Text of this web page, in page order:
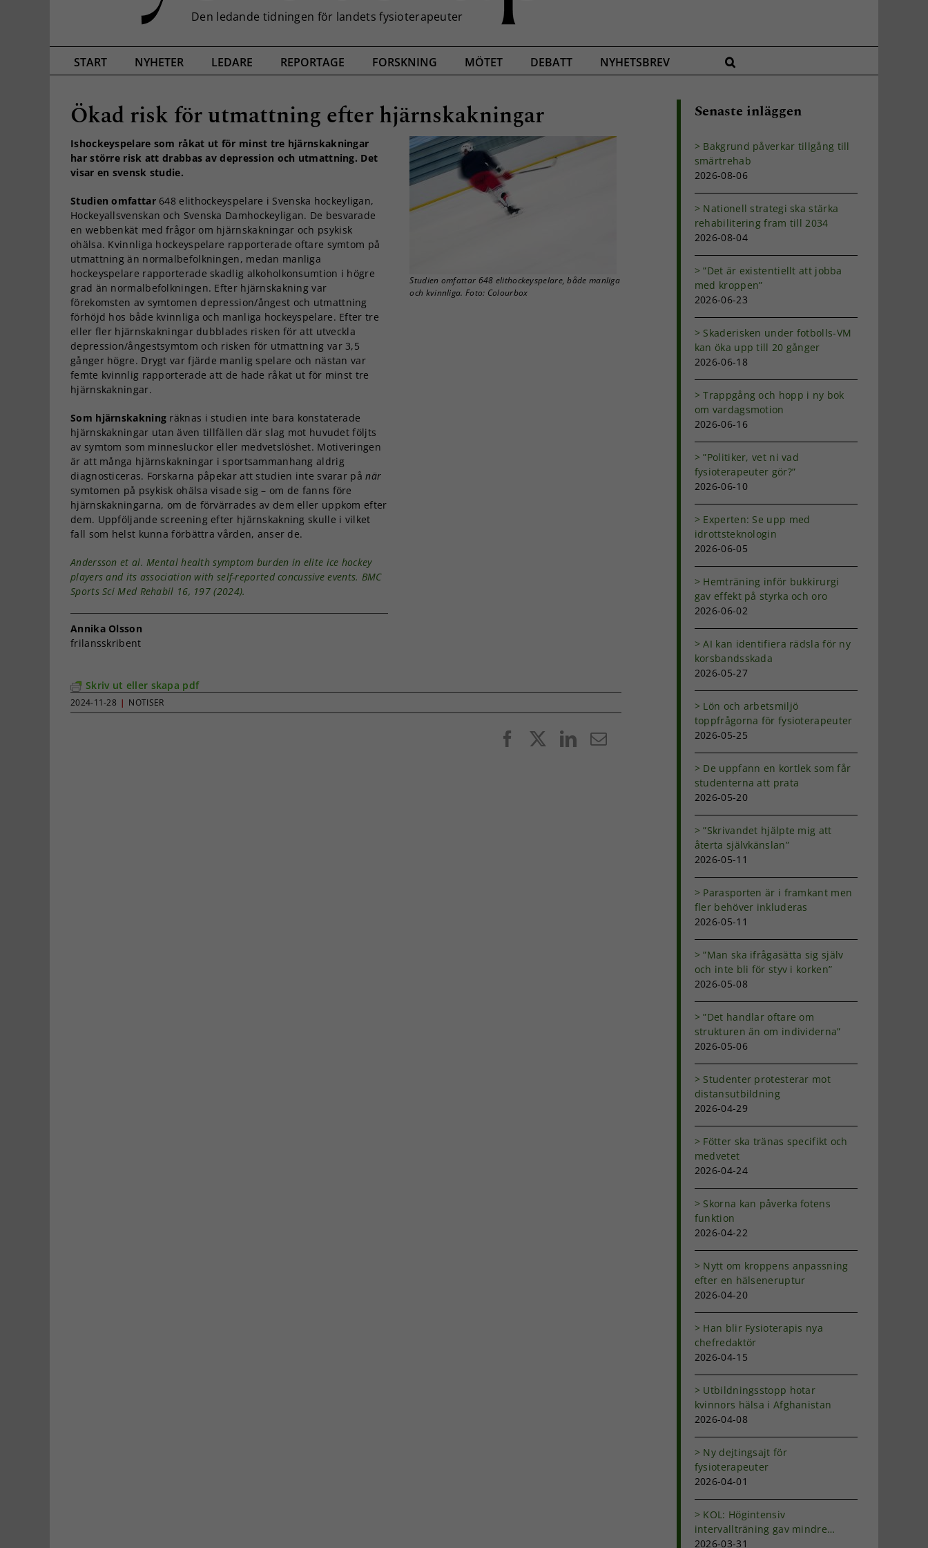
START NYHETER LEDARE REPORTAGE FORSKNING MÖTET DEBATT NYHETSBREV
Ökad risk för utmattning efter hjärnskakningar
Ishockeyspelare som råkat ut för minst tre hjärnskakningar
har större risk att drabbas av depression och utmattning. Det
visar en svensk studie.
Studien omfattar648 elithockeyspelare i Svenska hockeyligan,
Hockeyallsvenskan och Svenska Damhockeyligan. De besvarade
en webbenkät med frågor om hjärnskakningar och psykisk
ohälsa. Kvinnliga hockeyspelare rapporterade oftare symtom på
utmattning än normalbefolkningen, medan manliga
hockeyspelare rapporterade skadlig alkoholkonsumtion i högre
grad än normalbefolkningen. Efter hjärnskakning var
förekomsten av symtomen depression/ångest och utmattning
förhöjd hos både kvinnliga och manliga hockeyspelare. Efter tre
eller fler hjärnskakningar dubblades risken för att utveckla
depression/ångestsymtom och risken för utmattning var 3,5
gånger högre. Drygt var fjärde manlig spelare och nästan var
femte kvinnlig rapporterade att de hade råkat ut för minst tre
hjärnskakningar.
Som hjärnskakning räknas i studien inte bara konstaterade
hjärnskakningar utan även tillfällen där slag mot huvudet följts
av symtom som minnesluckor eller medvetslöshet. Motiveringen
är att många hjärnskakningar i sportsammanhang aldrig
diagnosticeras. Forskarna påpekar att studien inte svarar pånär
symtomen på psykisk ohälsa visade sig – om de fanns före
hjärnskakningarna, om de förvärrades av dem eller uppkom efter
dem. Uppföljande screening efter hjärnskakning skulle i vilket
fall som helst kunna förbättra vården, anser de.
Andersson et al. Mental health symptom burden in elite ice hockey
players and its association with self-reported concussive events. BMC
Sports Sci Med Rehabil 16, 197 (2024).
Annika Olsson
frilansskribent
Studien omfattar 648 elithockeyspelare, både manliga
och kvinnliga. Foto: Colourbox
Skriv ut eller skapa pdf
2024-11-28 | NOTISER
FacebookLinkedIn
E-
Senaste inläggen
Bakgrund påverkar tillgång till
smärtrehab
2026-08-06
Nationell strategi ska stärka
rehabilitering fram till 2034
2026-08-04
”Det är existentiellt att jobba
med kroppen”
2026-06-23
Skaderisken under fotbolls-VM
kan öka upp till 20 gånger
2026-06-18
Trappgång och hopp i ny bok
om vardagsmotion
2026-06-16
”Politiker, vet ni vad
fysioterapeuter gör?”
2026-06-10
Experten: Se upp med
idrottsteknologin
2026-06-05
Hemträning inför bukkirurgi
gav effekt på styrka och oro
2026-06-02
AI kan identifiera rädsla för ny
korsbandsskada
2026-05-27
Lön och arbetsmiljö
toppfrågorna för fysioterapeuter
2026-05-25
De uppfann en kortlek som får
studenterna att prata
2026-05-20
”Skrivandet hjälpte mig att
återta självkänslan”
2026-05-11
Parasporten är i framkant men
fler behöver inkluderas
2026-05-11
”Man ska ifrågasätta sig själv
och inte bli för styv i korken”
2026-05-08
”Det handlar oftare om
strukturen än om individerna”
2026-05-06
Studenter protesterar mot
distansutbildning
2026-04-29
Fötter ska tränas specifikt och
medvetet
2026-04-24
Skorna kan påverka fotens
funktion
2026-04-22
Nytt om kroppens anpassning
efter en hälseneruptur
2026-04-20
Han blir Fysioterapis nya
chefredaktör
2026-04-15
Utbildningsstopp hotar
kvinnors hälsa i Afghanistan
2026-04-08
Ny dejtingsajt för
fysioterapeuter
2026-04-01
KOL: Högintensiv
intervallträning gav mindre
andfåddhet
2026-03-31